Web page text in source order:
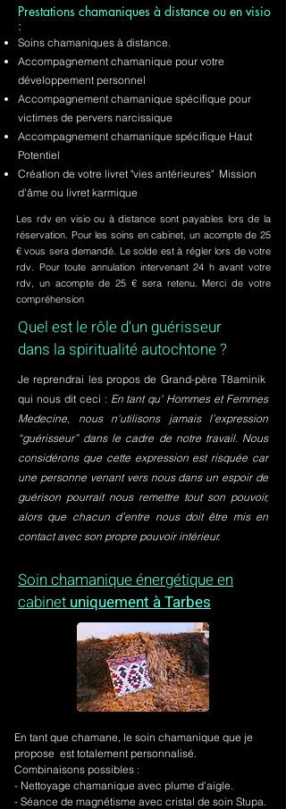
Prestations chamaniques à distance ou en visio
:
Soins chamaniques à distance.
Accompagnement chamanique pour votre
développement personnel
Accompagnement chamanique spécifique pour
victimes de pervers narcissique
Accompagnement chamanique spécifique Haut
Potentiel
Création de votre livret "vies antérieures" Mission
d'âme ou livret karmique
Les rdv en visio ou à distance sont payables lors de la
réservation. Pour les soins en cabinet, un acompte de 25
€ vous sera demandé. Le solde est à régler lors de votre
rdv. Pour toute annulation intervenant 24 h avant votre
rdv, un acompte de 25 € sera retenu. Merci de votre
compréhension
Quel est le rôle d'un guérisseur
dans la spiritualité autochtone ?
Je reprendrai les propos de Grand-père T8aminik
qui nous dit ceci : En tant qu' Hommes et Femmes
Medecine, nous n'utilisons jamais l’expression
“guérisseur” dans le cadre de notre travail. Nous
considérons que cette expression est risquée car
une personne venant vers nous dans un espoir de
guérison pourrait nous remettre tout son pouvoir,
alors que chacun d’entre nous doit être mis en
contact avec son propre pouvoir intérieur.
Soin chamanique énergétique en
cabinet uniquement à Tarbes
En tant que chamane, le soin chamanique que je
propose est totalement personnalisé.
Combinaisons possibles :
- Nettoyage chamanique avec plume d'aigle.
- Séance de magnétisme avec cristal de soin Stupa.